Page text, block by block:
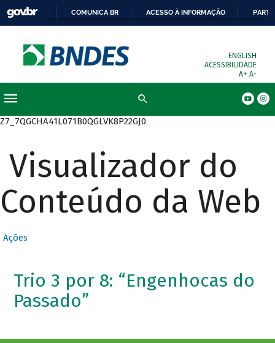
COMUNICA BR ACESSO À INFORMAÇÃO
ENGLISH
ACESSIBILIDADE
A+ A-
Z7_7QGCHA41L071B0QGLVK8P22GJ0
Visualizador do
Conteúdo da Web
Ações
Trio 3 por 8: “Engenhocas do
Passado”